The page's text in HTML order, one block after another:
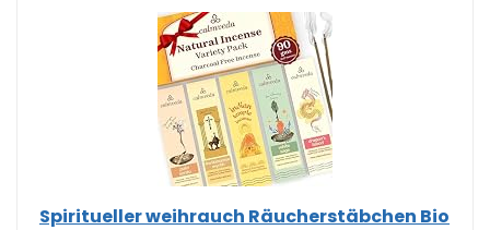
Spiritueller weihrauch Räucherstäbchen Bio